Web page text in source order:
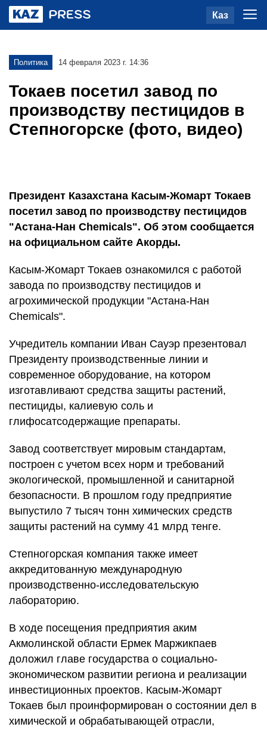
Каз
Политика 14 февраля 2023 г. 14:36
Токаев посетил завод по
производству пестицидов в
Степногорске (фото, видео)
Президент Казахстана Касым-Жомарт Токаев
посетил завод по производству пестицидов
"Астана-Нан Chemicals". Об этом сообщается
на официальном сайте Акорды.
Касым-Жомарт Токаев ознакомился с работой
завода по производству пестицидов и
агрохимической продукции "Астана-Нан
Chemicals".
Учредитель компании Иван Сауэр презентовал
Президенту производственные линии и
современное оборудование, на котором
изготавливают средства защиты растений,
пестициды, калиевую соль и
глифосатсодержащие препараты.
Завод соответствует мировым стандартам,
построен с учетом всех норм и требований
экологической, промышленной и санитарной
безопасности. В прошлом году предприятие
выпустило 7 тысяч тонн химических средств
защиты растений на сумму 41 млрд тенге.
Степногорская компания также имеет
аккредитованную международную
производственно-исследовательскую
лабораторию.
В ходе посещения предприятия аким
Акмолинской области Ермек Маржикпаев
доложил главе государства о социально-
экономическом развитии региона и реализации
инвестиционных проектов. Касым-Жомарт
Токаев был проинформирован о состоянии дел в
химической и обрабатывающей отрасли,